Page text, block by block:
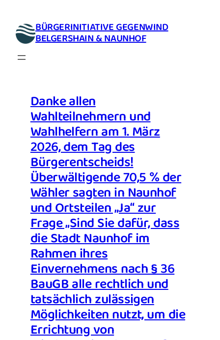
springen BÜRGERINITIATIVE GEGENWIND
BELGERSHAIN & NAUNHOF
Danke allen
Wahlteilnehmern und
Wahlhelfern am 1. März
2026, dem Tag des
Bürgerentscheids!
Überwältigende 70,5 % der
Wähler sagten in Naunhof
und Ortsteilen „Ja“ zur
Frage „Sind Sie dafür, dass
die Stadt Naunhof im
Rahmen ihres
Einvernehmens nach § 36
BauGB alle rechtlich und
tatsächlich zulässigen
Möglichkeiten nutzt, um die
Errichtung von